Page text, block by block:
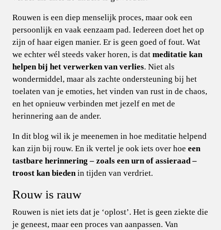
Rouwen is een diep menselijk proces, maar ook een
persoonlijk en vaak eenzaam pad. Iedereen doet het op
zijn of haar eigen manier. Er is geen goed of fout. Wat
we echter wél steeds vaker horen, is dat meditatie kan
helpen bij het verwerken van verlies. Niet als
wondermiddel, maar als zachte ondersteuning bij het
toelaten van je emoties, het vinden van rust in de chaos,
en het opnieuw verbinden met jezelf en met de
herinnering aan de ander.
In dit blog wil ik je meenemen in hoe meditatie helpend
kan zijn bij rouw. En ik vertel je ook iets over hoe een
tastbare herinnering – zoals een urn of assieraad –
troost kan biedenin tijden van verdriet.
Rouw is rauw
Rouwen is niet iets dat je ‘oplost’. Het is geen ziekte die
je geneest, maar een proces van aanpassen. Van